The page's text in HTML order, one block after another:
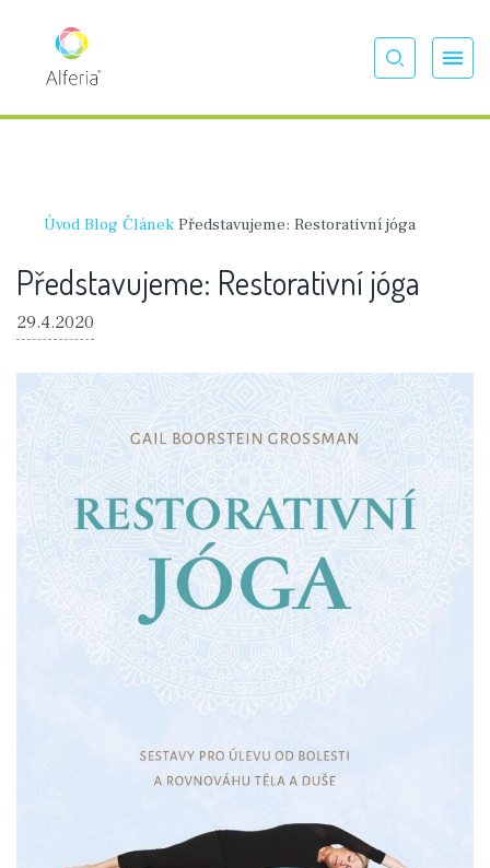
Úvod Blog Článek Představujeme: Restorativní jóga
Představujeme: Restorativní jóga
29.4.2020